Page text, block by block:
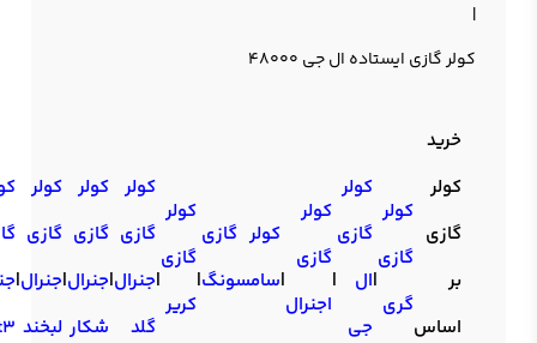
|
کولر گازی ایستاده ال جی 48000
خرید
کولر
گازی
بر
اساس
کولر
گازی
گری
|
کولر
گازی
ال
جی
|
کولر
گازی
اجنرال
|
کولر گازی
سامسونگ|
کولر
گازی
کریر
|
کولر
گازی
جنرال
گلد
|
کولر
گازی
جنرال
شکار
|
کولر
گازی
جنرال
لبخند
|